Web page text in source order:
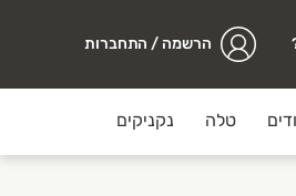
הרשמה / התחברות
טלה נקניקים